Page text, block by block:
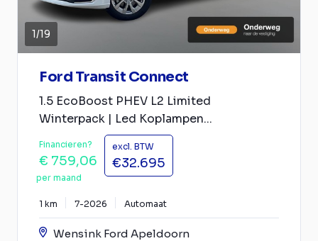
1/19
Ford Transit Connect
1.5 EcoBoost PHEV L2 Limited
Winterpack | Led Koplampen...
Financieren?
€ 759,06
per maand
excl. BTW
€32.695
1 km 7-2026 Automaat
Wensink Ford Apeldoorn